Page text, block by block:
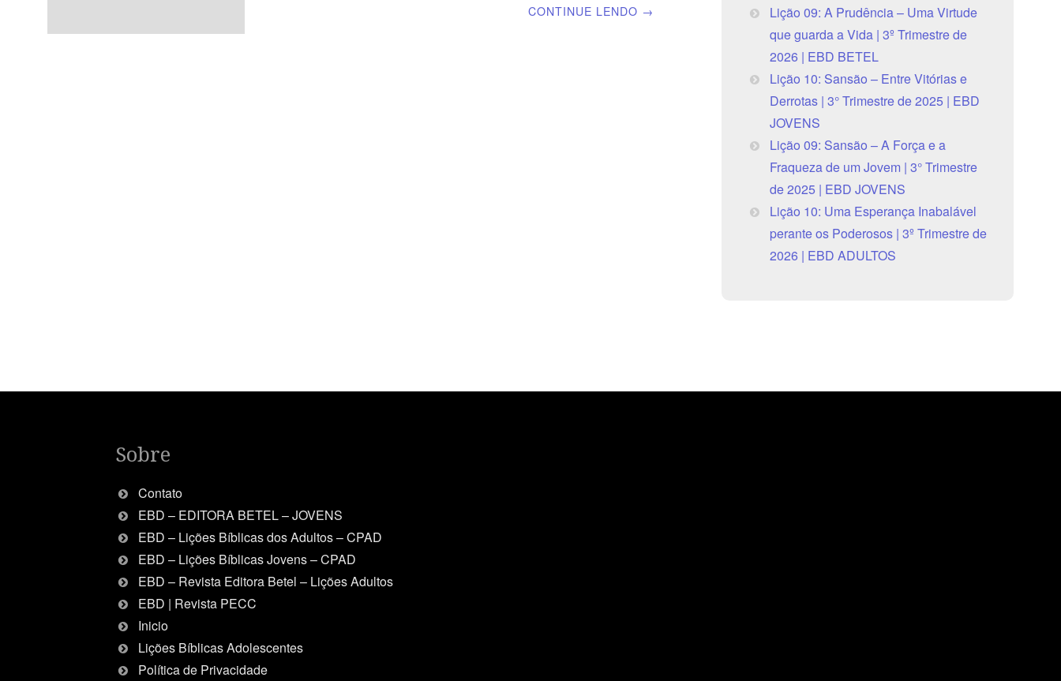
CONTINUE LENDO →
Lição 09: A Prudência – Uma Virtude
que guarda a Vida | 3º Trimestre de
2026 | EBD BETEL
Lição 10: Sansão – Entre Vitórias e
Derrotas | 3° Trimestre de 2025 | EBD
JOVENS
Lição 09: Sansão – A Força e a
Fraqueza de um Jovem | 3° Trimestre
de 2025 | EBD JOVENS
Lição 10: Uma Esperança Inabalável
perante os Poderosos | 3º Trimestre de
2026 | EBD ADULTOS
Sobre
Contato
EBD – EDITORA BETEL – JOVENS
EBD – Lições Bíblicas dos Adultos – CPAD
EBD – Lições Bíblicas Jovens – CPAD
EBD – Revista Editora Betel – Lições Adultos
EBD | Revista PECC
Inicio
Lições Bíblicas Adolescentes
Política de Privacidade